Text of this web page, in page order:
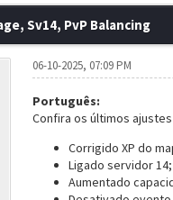
Sv14, PvP Balancing
06-10-2025, 07:09 PM
Português:
Confira os últimos
Corrigido XP do
Ligado servidor
Aumentado